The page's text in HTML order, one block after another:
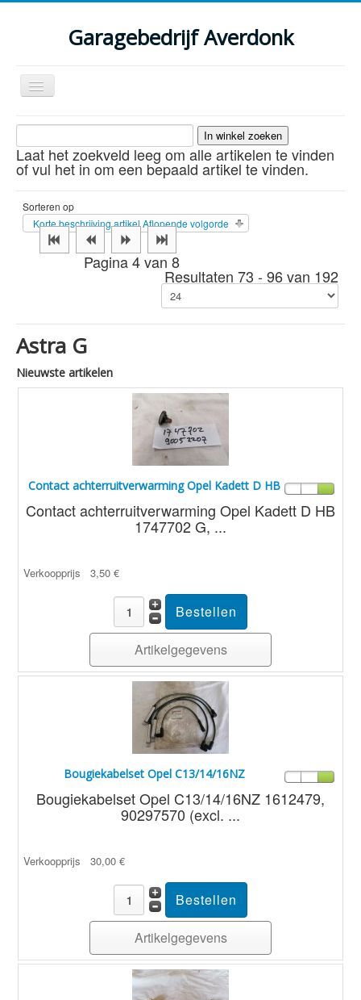
Garagebedrijf Averdonk
Schakelen
navigatie
Welkom
Klassiekers en restauratie verslagen
Parts
Occasions
Kenteken gegevens opvragen
Laat het zoekveld leeg om alle artikelen te vinden
of vul het in om een bepaald artikel te vinden.
Sorteren op
Korte beschrijving artikel Aflopende volgorde
Pagina 4 van 8
Resultaten 73 - 96 van 192
Astra G
Nieuwste artikelen
Contact achterruitverwarming Opel Kadett D HB
Contact achterruitverwarming Opel Kadett D HB
1747702 G, ...
Verkoopprijs 3,50 €
Artikelgegevens
Bougiekabelset Opel C13/14/16NZ
Bougiekabelset Opel C13/14/16NZ 1612479,
90297570 (excl. ...
Verkoopprijs 30,00 €
Artikelgegevens